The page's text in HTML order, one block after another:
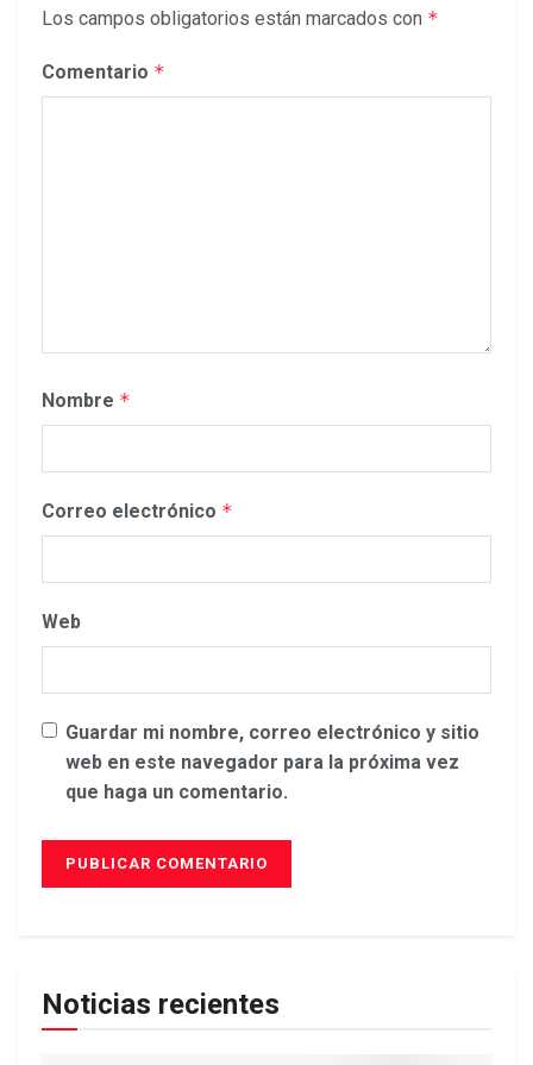
Los campos obligatorios están marcados con *
Comentario *
Nombre *
Correo electrónico *
Web
Guardar mi nombre, correo electrónico y sitio
web en este navegador para la próxima vez
que haga un comentario.
Noticias recientes